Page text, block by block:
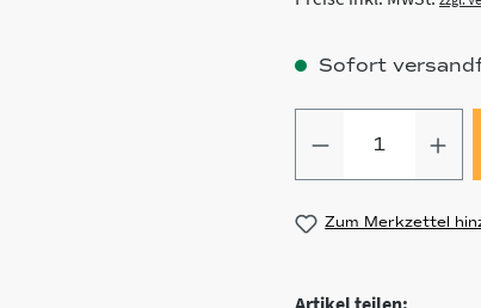
Sofort
Produkt
Zum Merkzettel